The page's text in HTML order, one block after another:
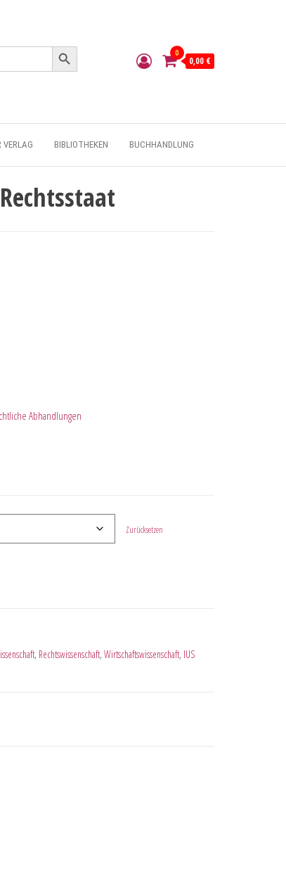
Search Button
0
0,00 €
VERLAG BIBLIOTHEKEN BUCHHANDLUNG
Abhandlungen
Zurücksetzen
, Rechtswissenschaft, Wirtschaftswissenschaft, IUS